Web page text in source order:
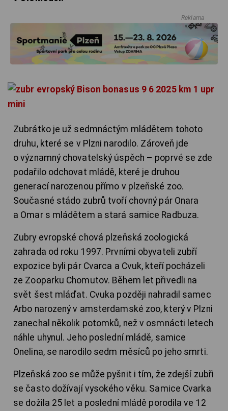
Reklama
Zubrátko je už sedmnáctým mládětem tohoto
druhu, které se v Plzni narodilo. Zároveň jde
o významný chovatelský úspěch – poprvé se zde
podařilo odchovat mládě, které je druhou
generací narozenou přímo v plzeňské zoo.
Současné stádo zubrů tvoří chovný pár Onara
a Omar s mládětem a stará samice Radbuza.
Zubry evropské chová plzeňská zoologická
zahrada od roku 1997. Prvními obyvateli zubří
expozice byli pár Cvarca a Cvuk, kteří pocházeli
ze Zooparku Chomutov. Během let přivedli na
svět šest mláďat. Cvuka později nahradil samec
Arbo narozený v amsterdamské zoo, který v Plzni
zanechal několik potomků, než v osmnácti letech
náhle uhynul. Jeho poslední mládě, samice
Onelina, se narodilo sedm měsíců po jeho smrti.
Plzeňská zoo se může pyšnit i tím, že zdejší zubři
se často dožívají vysokého věku. Samice Cvarka
se dožila 25 let a poslední mládě porodila ve 12